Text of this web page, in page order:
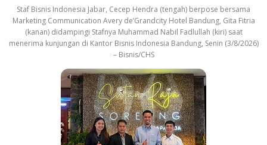
Staf Bisnis Indonesia Jabar, Cecep Hendra (tengah) berpose bersama
Marketing Communication Avery de’Grandcity Hotel Bandung, Gita Fitria
(kanan) didampingi Stafnya Muhammad Nabil Fadlullah (kiri) saat
menerima kunjungan di Kantor Bisnis Indonesia Bandung, Senin (3/8/2026)
– Bisnis/CHS